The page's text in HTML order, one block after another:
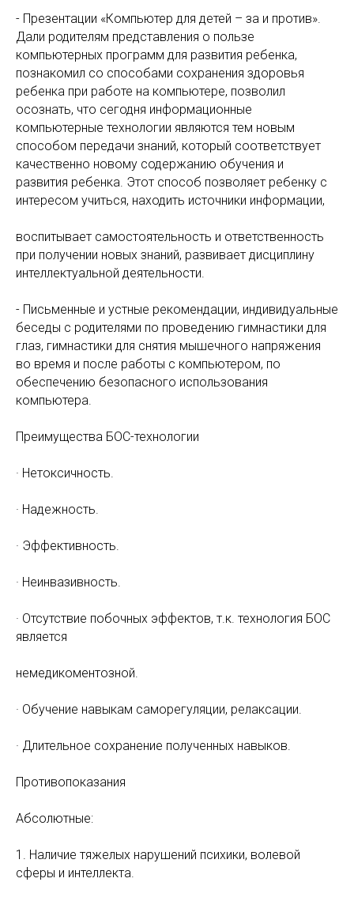
- Презентации «Компьютер для детей – за и против».
Дали родителям представления о пользе
компьютерных программ для развития ребенка,
познакомил со способами сохранения здоровья
ребенка при работе на компьютере, позволил
осознать, что сегодня информационные
компьютерные технологии являются тем новым
способом передачи знаний, который соответствует
качественно новому содержанию обучения и
развития ребенка. Этот способ позволяет ребенку с
интересом учиться, находить источники информации,
воспитывает самостоятельность и ответственность
при получении новых знаний, развивает дисциплину
интеллектуальной деятельности.
- Письменные и устные рекомендации, индивидуальные
беседы с родителями по проведению гимнастики для
глаз, гимнастики для снятия мышечного напряжения
во время и после работы с компьютером, по
обеспечению безопасного использования
компьютера.
Преимущества БОС-технологии
· Нетоксичность.
· Надежность.
· Эффективность.
· Неинвазивность.
· Отсутствие побочных эффектов, т.к. технология БОС
является
немедикоментозной.
· Обучение навыкам саморегуляции, релаксации.
· Длительное сохранение полученных навыков.
Противопоказания
Абсолютные:
1. Наличие тяжелых нарушений психики, волевой
сферы и интеллекта.